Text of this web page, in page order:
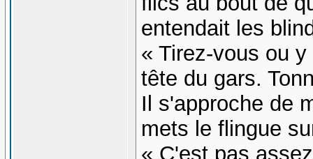
entendait les
« Tirez-vous ou
tête du gars.
Il s'approche de
mets le flingue
« C'est pas